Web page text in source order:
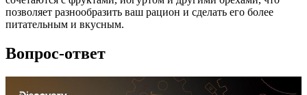
позволяет разнообразить ваш рацион и сделать его более
питательным и вкусным.
Вопрос-ответ